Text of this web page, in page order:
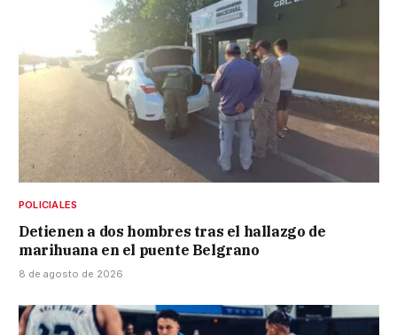
POLICIALES
Detienen a dos hombres tras el hallazgo de
marihuana en el puente Belgrano
8 de agosto de 2026